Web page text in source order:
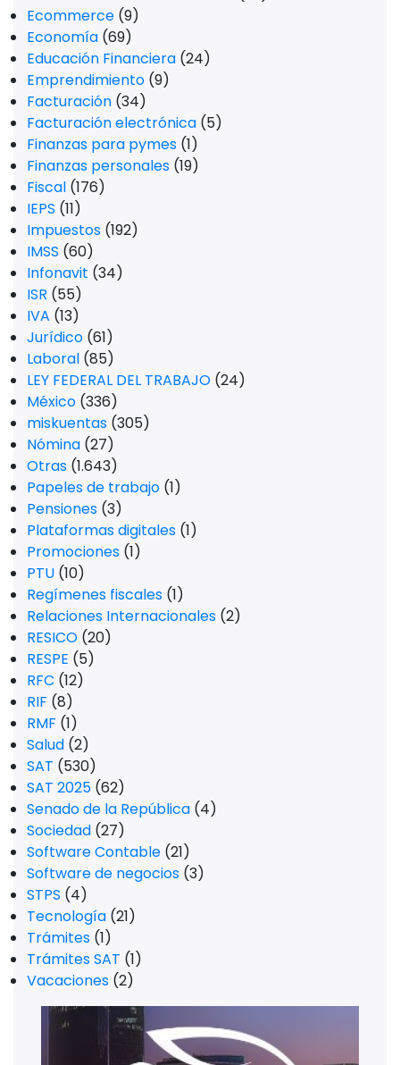
Ecommerce (9)
Economía (69)
Educación Financiera (24)
Emprendimiento (9)
Facturación (34)
Facturación electrónica (5)
Finanzas para pymes (1)
Finanzas personales (19)
Fiscal (176)
IEPS (11)
Impuestos (192)
IMSS (60)
Infonavit (34)
ISR (55)
IVA (13)
Jurídico (61)
Laboral (85)
LEY FEDERAL DEL TRABAJO (24)
México (336)
miskuentas (305)
Nómina (27)
Otras (1.643)
Papeles de trabajo (1)
Pensiones (3)
Plataformas digitales (1)
Promociones (1)
PTU (10)
Regímenes fiscales (1)
Relaciones Internacionales (2)
RESICO (20)
RESPE (5)
RFC (12)
RIF (8)
RMF (1)
Salud (2)
SAT (530)
SAT 2025 (62)
Senado de la República (4)
Sociedad (27)
Software Contable (21)
Software de negocios (3)
STPS (4)
Tecnología (21)
Trámites (1)
Trámites SAT (1)
Vacaciones (2)